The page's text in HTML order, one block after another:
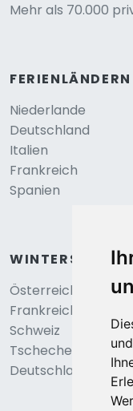
Mehr als 70.000
FERIENLÄNDERN
Niederlande
Deutschland
Italien
Frankreich
Spanien
WINTERSPORT
Österreich
Frankreich
Schweiz
Tschechei
Deutschland